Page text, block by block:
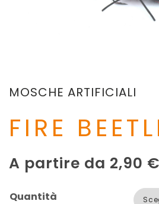
MOSCHE ARTIFICIALI
FIRE
A partire da 2,90 €
Quantità